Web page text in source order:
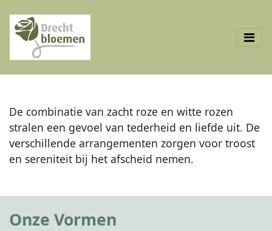
De combinatie van zacht roze en witte rozen
stralen een gevoel van tederheid en liefde uit. De
verschillende arrangementen zorgen voor troost
en sereniteit bij het afscheid nemen.
Onze Vormen